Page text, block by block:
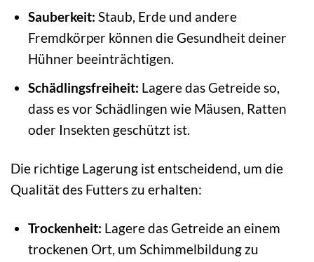
Sauberkeit: Staub, Erde und andere
Fremdkörper können die Gesundheit deiner
Hühner beeinträchtigen.
Schädlingsfreiheit: Lagere das Getreide so,
dass es vor Schädlingen wie Mäusen, Ratten
oder Insekten geschützt ist.
Die richtige Lagerung ist entscheidend, um die
Qualität des Futters zu erhalten:
Trockenheit: Lagere das Getreide an einem
trockenen Ort, um Schimmelbildung zu